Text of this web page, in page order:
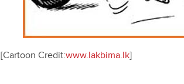
[Cartoon Credit:www.lakbima.lk]